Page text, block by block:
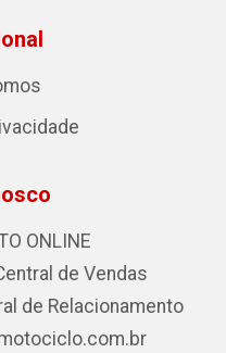
ONLINE
de Vendas
de Relacionamento